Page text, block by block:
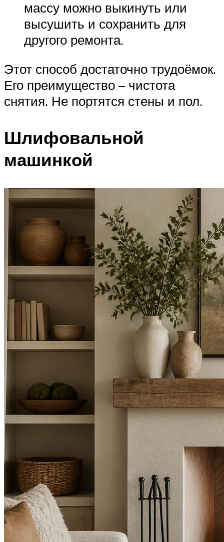
массу можно выкинуть или
высушить и сохранить для
другого ремонта.
Этот способ достаточно трудоёмок.
Его преимущество – чистота
снятия. Не портятся стены и пол.
Шлифовальной
машинкой